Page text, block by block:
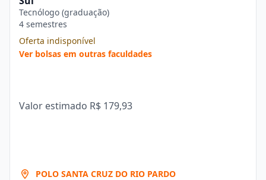
Tecnólogo (graduação)
4 semestres
Oferta indisponível
Ver bolsas em outras faculdades
Valor estimado R$ 179,93
POLO SANTA CRUZ DO RIO PARDO